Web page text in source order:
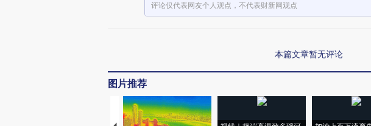
评论仅代表网友个人观点，不代表财新网观点
本篇文章暂无评论
图片推荐